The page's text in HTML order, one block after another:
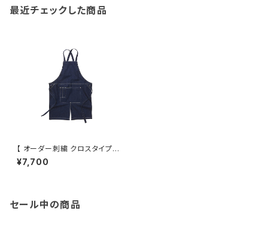
最近チェックした商品
【 オーダー刺繍 クロスタイプエ
プロン 】
¥7,700
セール中の商品